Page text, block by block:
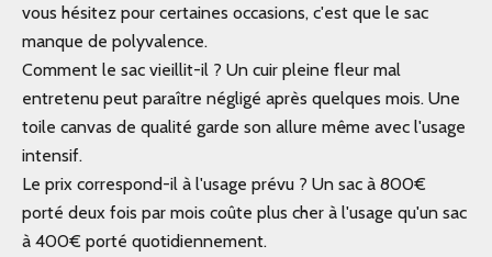
vous hésitez pour certaines occasions, c'est que le sac
manque de polyvalence.
Comment le sac vieillit-il ? Un cuir pleine fleur mal
entretenu peut paraître négligé après quelques mois. Une
toile canvas de qualité garde son allure même avec l'usage
intensif.
Le prix correspond-il à l'usage prévu ? Un sac à 800€
porté deux fois par mois coûte plus cher à l'usage qu'un sac
à 400€ porté quotidiennement.